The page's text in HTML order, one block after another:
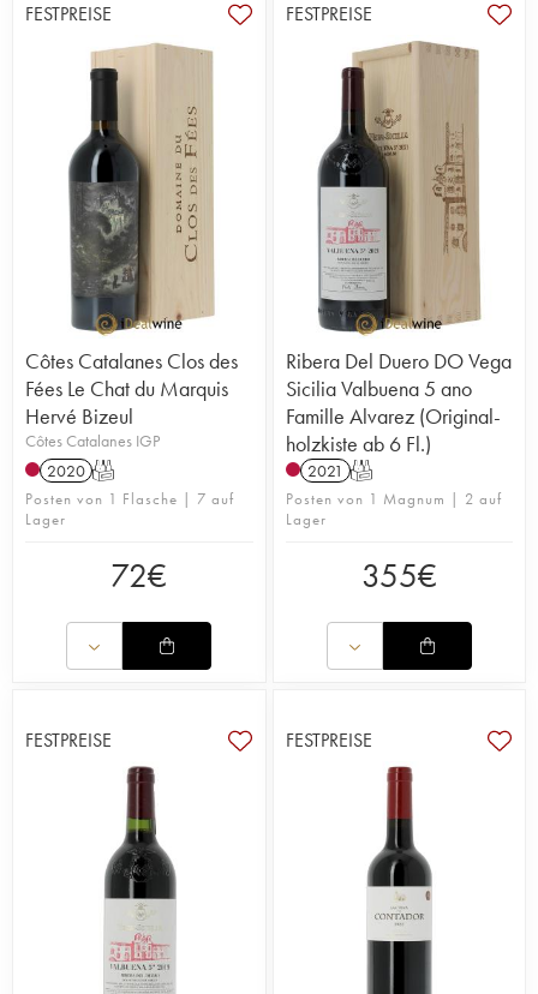
FESTPREISE
Côtes Catalanes Clos des
Fées Le Chat du Marquis
Hervé Bizeul
Côtes Catalanes IGP
2020 T
Posten von 1 Flasche | 7 auf
Lager
72€
FESTPREISE
Ribera Del Duero DO Vega
Sicilia Valbuena 5 ano
Famille Alvarez (Original-
holzkiste ab 6 Fl.)
2021 T
Posten von 1 Magnum | 2 auf
Lager
355€
FESTPREISE FESTPREISE